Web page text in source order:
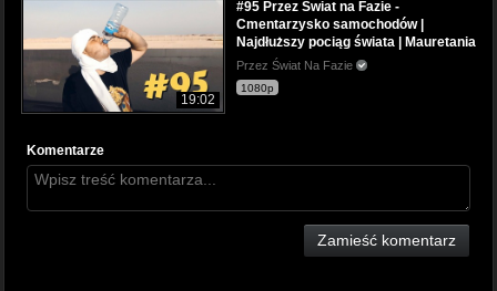
19:02
#95 Przez Świat na Fazie -
Cmentarzysko samochodów |
Najdłuższy pociąg świata | Mauretania
Przez Świat Na Fazie
1080p
Komentarze
Zamieść komentarz